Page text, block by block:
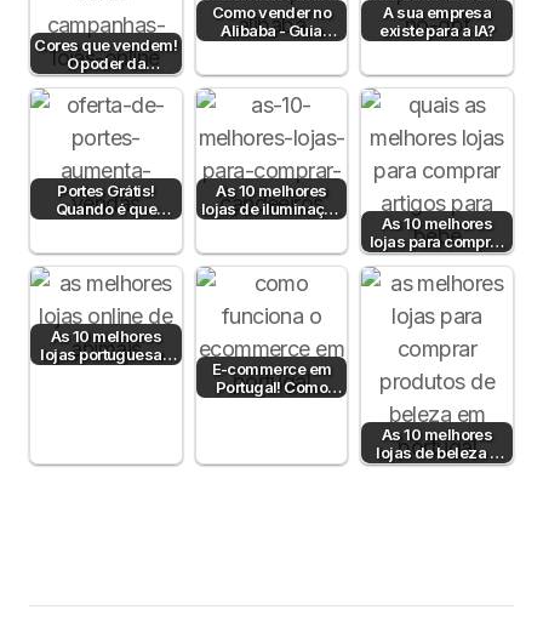
Cores que vendem!
O poder da
psicologia da cor
para aumentar…
Como vender no
Alibaba - Guia
Completo para
Portugal
A sua empresa
existe para a IA?
Portes Grátis!
Quando é que
fazem sentido?
As 10 melhores
lojas de iluminação
em Portugal
As 10 melhores
lojas para comprar
artigos para bebé
As 10 melhores
lojas portuguesas
de produtos para
E-commerce em
Portugal! Como
funciona?
As 10 melhores
lojas de beleza e
cosmética online